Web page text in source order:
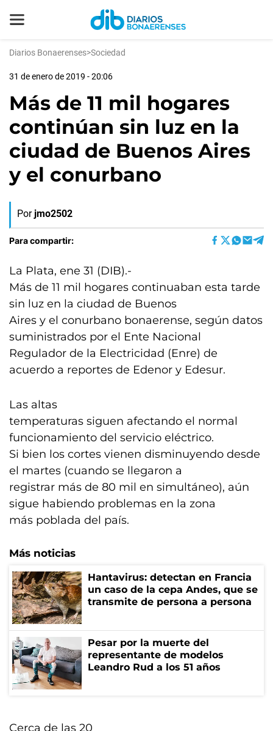
Diarios Bonaerenses>Sociedad
31 de enero de 2019 - 20:06
Más de 11 mil hogares
continúan sin luz en la
ciudad de Buenos Aires
y el conurbano
Por jmo2502
Para compartir:
La Plata, ene 31 (DIB).-
Más de 11 mil hogares continuaban esta tarde
sin luz en la ciudad de Buenos
Aires y el conurbano bonaerense, según datos
suministrados por el Ente Nacional
Regulador de la Electricidad (Enre) de
acuerdo a reportes de Edenor y Edesur.
Las altas
temperaturas siguen afectando el normal
funcionamiento del servicio eléctrico.
Si bien los cortes vienen disminuyendo desde
el martes (cuando se llegaron a
registrar más de 80 mil en simultáneo), aún
sigue habiendo problemas en la zona
más poblada del país.
Más noticias
Hantavirus: detectan en Francia
un caso de la cepa Andes, que se
transmite de persona a persona
Pesar por la muerte del
representante de modelos
Leandro Rud a los 51 años
Cerca de las 20